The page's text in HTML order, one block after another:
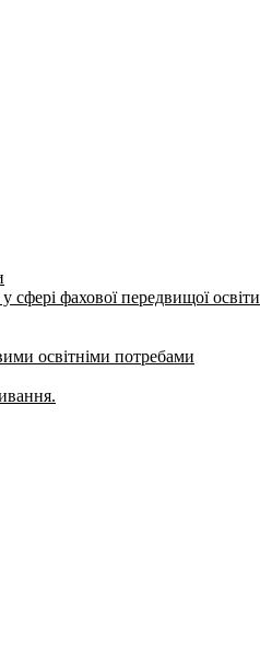
фахової передвищої освіти
освітніми потребами